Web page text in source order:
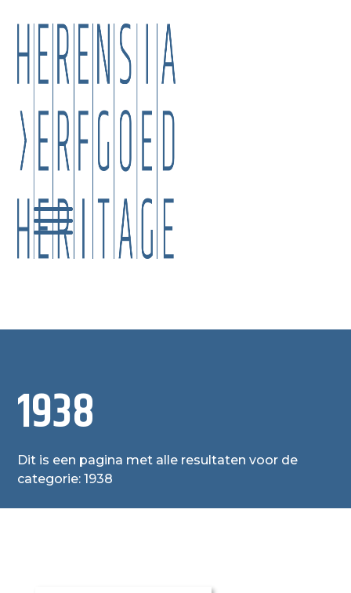
1938
Dit is een pagina met alle resultaten voor de
categorie: 1938